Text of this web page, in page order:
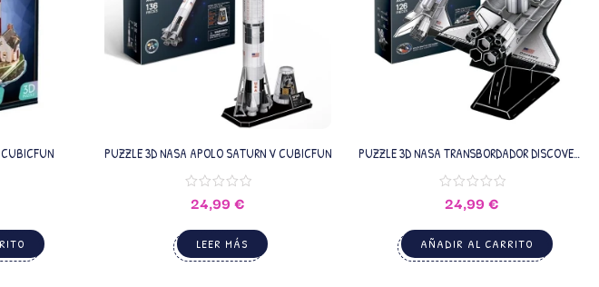
PUZZLE 3D NASA APOLO SATURN V CUBICFUN
24,99 €
LEER MÁS
PUZZLE 3D NASA TRANSBORDADOR DISCOVERY
24,99 €
AÑADIR AL CARRITO